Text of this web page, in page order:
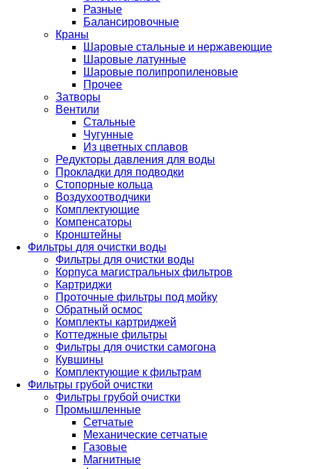
Разные
Балансировочные
Краны
Шаровые стальные и нержавеющие
Шаровые латунные
Шаровые полипропиленовые
Прочее
Затворы
Вентили
Стальные
Чугунные
Из цветных сплавов
Редукторы давления для воды
Прокладки для подводки
Стопорные кольца
Воздухоотводчики
Комплектующие
Компенсаторы
Кронштейны
Фильтры для очистки воды
Фильтры для очистки воды
Корпуса магистральных фильтров
Картриджи
Проточные фильтры под мойку
Обратный осмос
Комплекты картриджей
Коттеджные фильтры
Фильтры для очистки самогона
Кувшины
Комплектующие к фильтрам
Фильтры грубой очистки
Фильтры грубой очистки
Промышленные
Сетчатые
Механические сетчатые
Газовые
Магнитные